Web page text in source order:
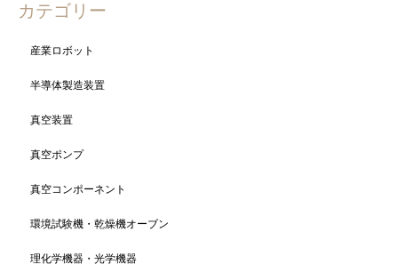
カテゴリー
産業ロボット
半導体製造装置
真空装置
真空ポンプ
真空コンポーネント
環境試験機・乾燥機オーブン
理化学機器・光学機器